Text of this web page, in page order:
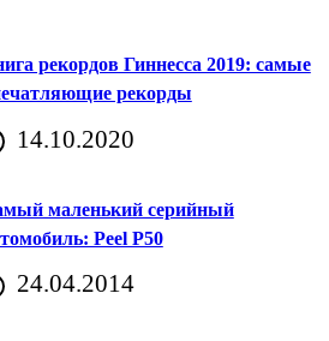
рекордов Гиннесса 2019: самые
рекорды
14.10.2020
маленький серийный
Peel P50
24.04.2014